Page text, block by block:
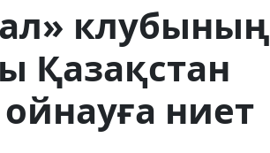
клубының
Қазақстан
ниет